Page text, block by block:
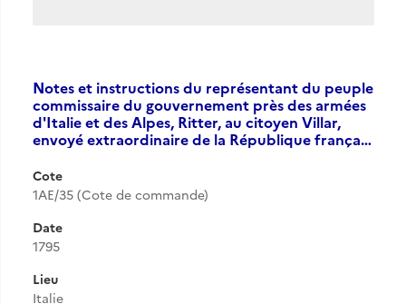
Notes et instructions du représentant du peuple
commissaire du gouvernement près des armées
d'Italie et des Alpes, Ritter, au citoyen Villar,
envoyé extraordinaire de la République frança…
Cote
1AE/35 (Cote de commande)
Date
1795
Lieu
Italie